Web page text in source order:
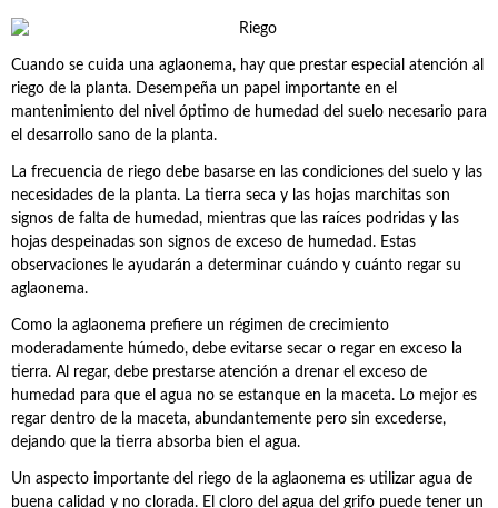
Cuando se cuida una aglaonema, hay que prestar especial atención al
riego de la planta. Desempeña un papel importante en el
mantenimiento del nivel óptimo de humedad del suelo necesario para
el desarrollo sano de la planta.
La frecuencia de riego debe basarse en las condiciones del suelo y las
necesidades de la planta. La tierra seca y las hojas marchitas son
signos de falta de humedad, mientras que las raíces podridas y las
hojas despeinadas son signos de exceso de humedad. Estas
observaciones le ayudarán a determinar cuándo y cuánto regar su
aglaonema.
Como la aglaonema prefiere un régimen de crecimiento
moderadamente húmedo, debe evitarse secar o regar en exceso la
tierra. Al regar, debe prestarse atención a drenar el exceso de
humedad para que el agua no se estanque en la maceta. Lo mejor es
regar dentro de la maceta, abundantemente pero sin excederse,
dejando que la tierra absorba bien el agua.
Un aspecto importante del riego de la aglaonema es utilizar agua de
buena calidad y no clorada. El cloro del agua del grifo puede tener un